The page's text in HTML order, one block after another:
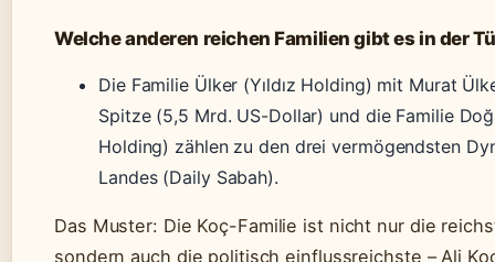
Welche anderen reichen Familien gibt es in der
Die Familie Ülker (Yıldız Holding) mit Murat
Spitze (5,5 Mrd. US-Dollar) und die Familie
Holding) zählen zu den drei vermögendsten
Landes (Daily Sabah).
Das Muster: Die Koç-Familie ist nicht nur die
sondern auch die politisch einflussreichste – Ali